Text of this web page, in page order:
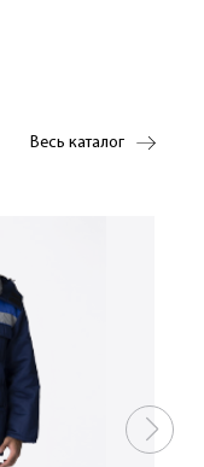
Весь каталог